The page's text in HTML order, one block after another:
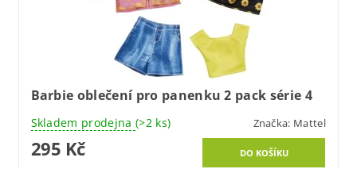
Barbie oblečení pro panenku 2 pack série 4
Skladem prodejna (>2 ks) Značka: Mattel
295 Kč